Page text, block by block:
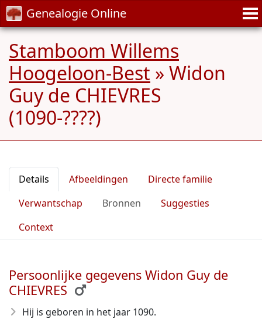
Genealogie Online
Stamboom Willems
Hoogeloon-Best » Widon
Guy de CHIEVRES
(1090-????)
Details Afbeeldingen
Directe familie
Verwantschap
Bronnen
Suggesties
Context
Persoonlijke gegevens Widon Guy de
CHIEVRES
Hij is geboren in het jaar 1090.